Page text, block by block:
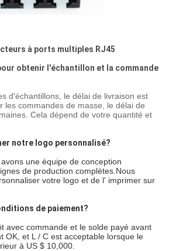
à ports multiples RJ45
obtenir l'échantillon et la commande
d'échantillons, le délai de livraison est
les commandes de masse, le délai de
Cela dépend de votre quantité et
notre logo personnalisé?
une équipe de conception
de production complètes.Nous
votre logo et de l' imprimer sur
de paiement?
avec commande et le solde payé avant
OK, et L / C est acceptable lorsque le
à US $ 10,000.